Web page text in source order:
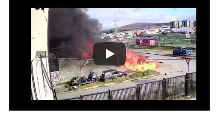
de Fuerzas Especiales en Ignacio Carrera Pinto o bien las
distintas comisarías en comunas).